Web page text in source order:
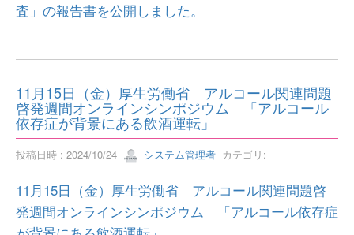
査」の報告書を公開しました。
11月15日（金）厚生労働省 アルコール関連問題
啓発週間オンラインシンポジウム 「アルコール
依存症が背景にある飲酒運転」
投稿日時 : 2024/10/24 システム管理者 カテゴリ:
11月15日（金）厚生労働省 アルコール関連問題啓
発週間オンラインシンポジウム 「アルコール依存症